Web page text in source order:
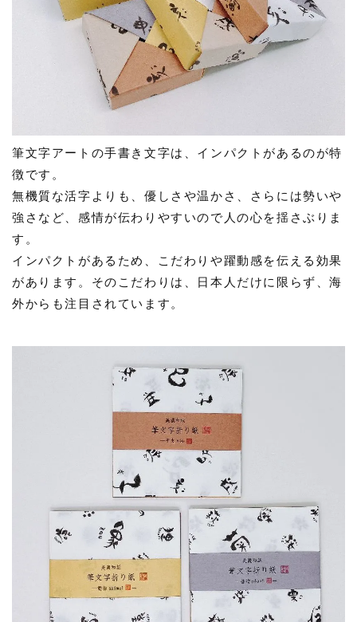
筆文字アートの手書き文字は、インパクトがあるのが特
徴です。
無機質な活字よりも、優しさや温かさ、さらには勢いや
強さなど、感情が伝わりやすいので人の心を揺さぶりま
す。
インパクトがあるため、こだわりや躍動感を伝える効果
があります。そのこだわりは、日本人だけに限らず、海
外からも注目されています。